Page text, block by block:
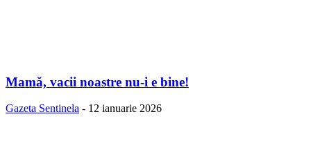
Mamă, vacii noastre nu-i e bine!
Gazeta Sentinela - 12 ianuarie 2026